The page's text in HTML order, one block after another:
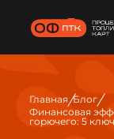
Главная/Блог/
Финансовая
горючего: 5